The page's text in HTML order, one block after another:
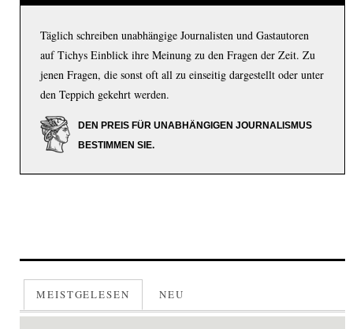
Täglich schreiben unabhängige Journalisten und Gastautoren
auf Tichys Einblick ihre Meinung zu den Fragen der Zeit. Zu
jenen Fragen, die sonst oft all zu einseitig dargestellt oder unter
den Teppich gekehrt werden.
DEN PREIS FÜR UNABHÄNGIGEN JOURNALISMUS
BESTIMMEN SIE.
MEISTGELESEN NEU